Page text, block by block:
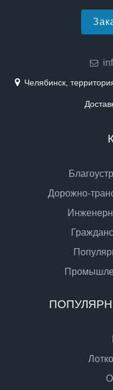
Челябинск,
Дорожно-